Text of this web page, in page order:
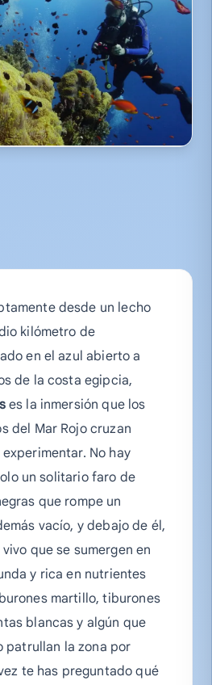
desde un lecho
kilómetro de
en el azul abierto a
de la costa egipcia,
es la inmersión que los
del Mar Rojo cruzan
No hay
un solitario faro de
que rompe un
vacío, y debajo de él,
que se sumergen en
y rica en nutrientes
martillo, tiburones
blancas y algún que
patrullan la zona por
te has preguntado qué